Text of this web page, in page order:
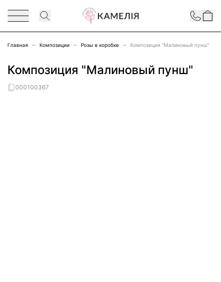
Перейти к содержимому
Contact
Главная Композиции Розы в коробке Композиция "Малиновый пунш"
Композиция "Малиновый пунш"
000100367